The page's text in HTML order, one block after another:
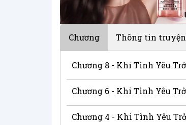
Chương Thông tin truyện